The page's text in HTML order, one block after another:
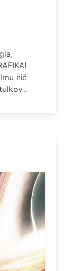
nič